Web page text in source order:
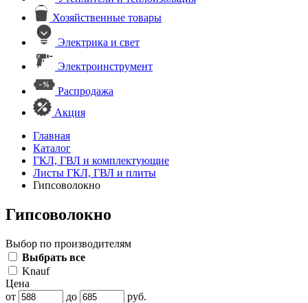
Хозяйственные товары
Электрика и свет
Электроинструмент
Распродажа
Акция
Главная
Каталог
ГКЛ, ГВЛ и комплектующие
Листы ГКЛ, ГВЛ и плиты
Гипсоволокно
Гипсоволокно
Выбор по производителям
Выбрать все
Knauf
Цена
от
до
руб.